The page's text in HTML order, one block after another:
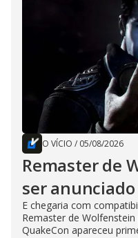
O VÍCIO / 05/08/2026
Remaster de
ser
E chegaria com
Remaster de
QuakeCon apareceu